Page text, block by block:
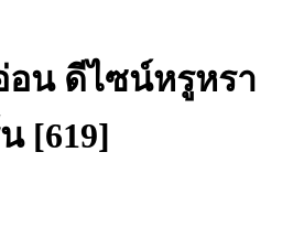
น ดีไซน์หรูหรา
[619]